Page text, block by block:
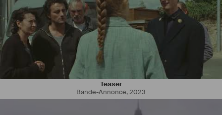
Teaser
Bande-Annonce,2023